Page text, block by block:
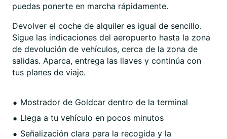
puedas ponerte en marcha rápidamente.
Devolver el coche de alquiler es igual de sencillo.
Sigue las indicaciones del aeropuerto hasta la zona
de devolución de vehículos, cerca de la zona de
salidas. Aparca, entrega las llaves y continúa con
tus planes de viaje.
Mostrador de Goldcar dentro de la terminal
Llega a tu vehículo en pocos minutos
Señalización clara para la recogida y la